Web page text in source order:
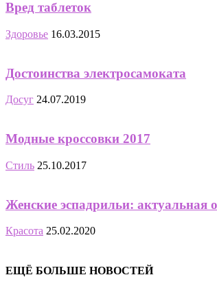
Вред таблеток
Здоровье 16.03.2015
Достоинства электросамоката
Досуг 24.07.2019
Модные кроссовки 2017
Стиль 25.10.2017
Женские эспадрильи: актуальная
Красота 25.02.2020
ЕЩЁ БОЛЬШЕ НОВОСТЕЙ